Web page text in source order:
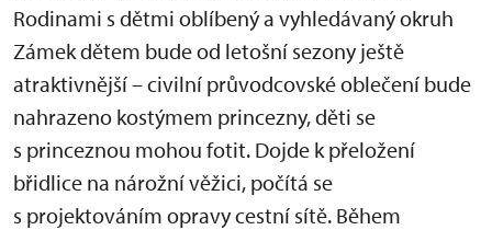
Rodinami s dětmi oblíbený a vyhledávaný okruh
Zámek dětem bude od letošní sezony ještě
atraktivnější – civilní průvodcovské oblečení bude
nahrazeno kostýmem princezny, děti se
s princeznou mohou fotit. Dojde k přeložení
břidlice na nárožní věžici, počítá se
s projektováním opravy cestní sítě. Během